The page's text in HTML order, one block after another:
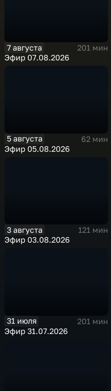
7 августа
201 мин
Эфир 07.08.2026
5 августа
62 мин
Эфир 05.08.2026
3 августа
121 мин
Эфир 03.08.2026
31 июля
201 мин
Эфир 31.07.2026